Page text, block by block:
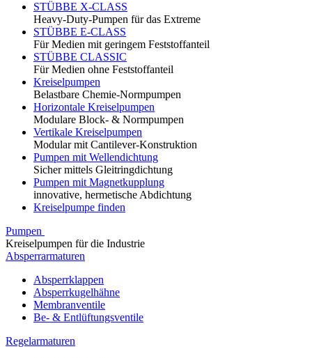
STÜBBE X-CLASS
Heavy-Duty-Pumpen für das Extreme
STÜBBE E-CLASS
Für Medien mit geringem Feststoffanteil
STÜBBE CLASSIC
Für Medien ohne Feststoffanteil
Kreiselpumpen
Belastbare Chemie-Normpumpen
Horizontale Kreiselpumpen
Modulare Block- & Normpumpen
Vertikale Kreiselpumpen
Modular mit Cantilever-Konstruktion
Pumpen mit Wellendichtung
Sicher mittels Gleitringdichtung
Pumpen mit Magnetkupplung
innovative, hermetische Abdichtung
Kreiselpumpe finden
Pumpen
Kreiselpumpen für die Industrie
Absperrarmaturen
Absperrklappen
Absperrkugelhähne
Membranventile
Be- & Entlüftungsventile
Regelarmaturen